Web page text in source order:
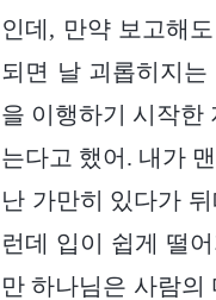
인데, 만약 보고해
되면 날 괴롭히지
을 이행하기 시작한
는다고 했어. 내가
난 가만히 있다가
런데 입이 쉽게 떨
만 하나님은 사람의